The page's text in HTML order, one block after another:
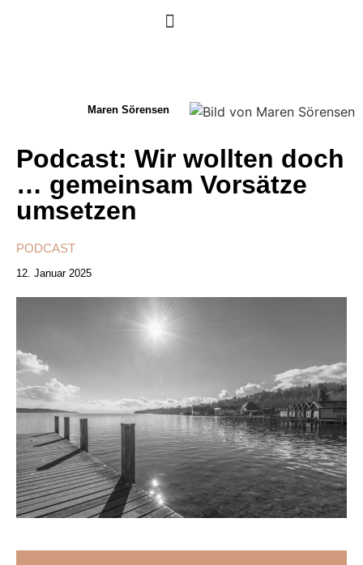
Maren Sörensen
Podcast: Wir wollten doch
… gemeinsam Vorsätze
umsetzen
PODCAST
12. Januar 2025